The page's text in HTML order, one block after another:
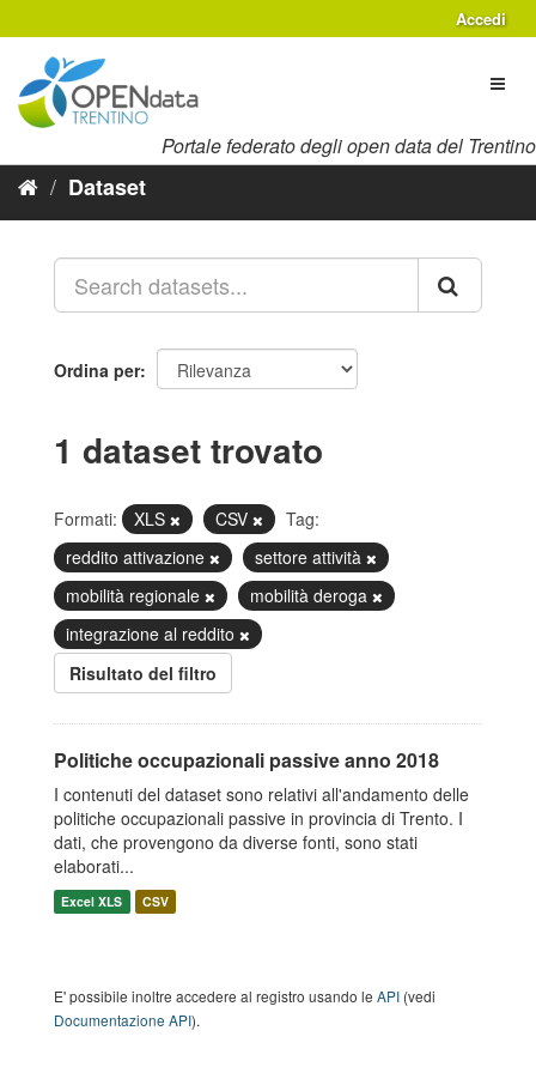
al
contenuto
Accedi
Portale federato degli open data del Trentino
Dataset
Ordina per
1 dataset trovato
Formati: XLS CSV
Tag:
reddito attivazione
settore attività
mobilità regionale
mobilità deroga
integrazione al reddito
Risultato del filtro
Politiche occupazionali passive anno 2018
I contenuti del dataset sono relativi all'andamento delle
politiche occupazionali passive in provincia di Trento. I
dati, che provengono da diverse fonti, sono stati
elaborati...
Excel XLS CSV
E' possibile inoltre accedere al registro usando le API (vedi
Documentazione API).